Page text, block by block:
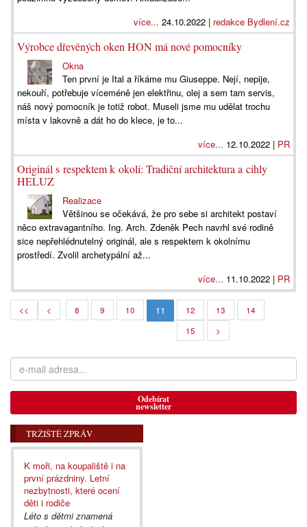
více... 24.10.2022 | redakce Bydlení.cz
Výrobce dřevěných oken HON má nové pomocníky
Okna
Ten první je Ital a říkáme mu Giuseppe. Nejí, nepije,
nekouří, potřebuje víceméně jen elektřinu, olej a sem tam servis,
náš nový pomocník je totiž robot. Museli jsme mu udělat trochu
místa v lakovně a dát ho do klece, je to...
více... 12.10.2022 | PR
Originál s respektem k okolí: Tradiční architektura a cihly
HELUZ
Realizace
Většinou se očekává, že pro sebe si architekt postaví
něco extravagantního. Ing. Arch. Zdeněk Pech navrhl své rodině
sice nepřehlédnutelný originál, ale s respektem k okolnímu
prostředí. Zvolil archetypální až...
více... 11.10.2022 | PR
<< < 8 9 10 11 12 13
14
15
>
Odebírat
newsletter
TRŽIŠTĚ ZPRÁV
K moři, na koupaliště i na
první prázdniny. Letní
nezbytnosti, které ocení
děti i rodiče
Léto s dětmi znamená